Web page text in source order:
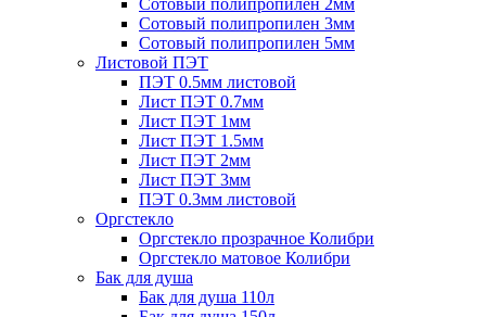
Сотовый полипропилен 2мм
Сотовый полипропилен 3мм
Сотовый полипропилен 5мм
Листовой ПЭТ
ПЭТ 0.5мм листовой
Лист ПЭТ 0.7мм
Лист ПЭТ 1мм
Лист ПЭТ 1.5мм
Лист ПЭТ 2мм
Лист ПЭТ 3мм
ПЭТ 0.3мм листовой
Оргстекло
Оргстекло прозрачное Колибри
Оргстекло матовое Колибри
Бак для душа
Бак для душа 110л